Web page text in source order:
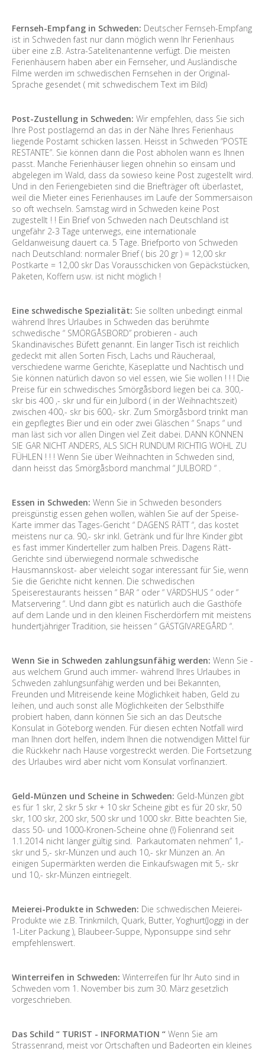
Fernseh-Empfang in Schweden: Deutscher Fernseh-Empfang
ist in Schweden fast nur dann möglich wenn Ihr Ferienhaus
über eine z.B. Astra-Satelitenantenne verfügt. Die meisten
Ferienhäusern haben aber ein Fernseher, und Ausländische
Filme werden im schwedischen Fernsehen in der Original-
Sprache gesendet ( mit schwedischem Text im Bild)
Post-Zustellung in Schweden: Wir empfehlen, dass Sie sich
Ihre Post postlagernd an das in der Nähe Ihres Ferienhaus
liegende Postamt schicken lassen. Heisst in Schweden “POSTE
RESTANTE”. Sie können dann die Post abholen wann es Ihnen
passt. Manche Ferienhäuser liegen ohnehin so einsam und
abgelegen im Wald, dass da sowieso keine Post zugestellt wird.
Und in den Feriengebieten sind die Briefträger oft überlastet,
weil die Mieter eines Ferienhauses im Laufe der Sommersaison
so oft wechseln. Samstag wird in Schweden keine Post
zugestellt ! ! Ein Brief von Schweden nach Deutschland ist
ungefähr 2-3 Tage unterwegs, eine internationale
Geldanweisung dauert ca. 5 Tage. Briefporto von Schweden
nach Deutschland: normaler Brief ( bis 20 gr ) = 12,00 skr
Postkarte = 12,00 skr Das Vorausschicken von Gepäckstücken,
Paketen, Koffern usw. ist nicht möglich !
Eine schwedische Spezialität: Sie sollten unbedingt einmal
während Ihres Urlaubes in Schweden das berühmte
schwedische “ SMÖRGÅSBORD” probieren - auch
Skandinavisches Büfett genannt. Ein langer Tisch ist reichlich
gedeckt mit allen Sorten Fisch, Lachs und Räucheraal,
verschiedene warme Gerichte, Käseplatte und Nachtisch und
Sie können natürlich davon so viel essen, wie Sie wollen ! ! ! Die
Preise für ein schwedisches Smörgåsbord liegen bei ca. 300,-
skr bis 400 ,- skr und für ein Julbord ( in der Weihnachtszeit)
zwischen 400,- skr bis 600,- skr. Zum Smörgåsbord trinkt man
ein gepflegtes Bier und ein oder zwei Gläschen “ Snaps “ und
man läst sich vor allen Dingen viel Zeit dabei. DANN KÖNNEN
SIE GAR NICHT ANDERS, ALS SICH RUNDUM RICHTIG WOHL ZU
FÜHLEN ! ! ! Wenn Sie über Weihnachten in Schweden sind,
dann heisst das Smörgåsbord manchmal “ JULBORD “ .
Essen in Schweden: Wenn Sie in Schweden besonders
preisgünstig essen gehen wollen, wählen Sie auf der Speise-
Karte immer das Tages-Gericht “ DAGENS RÄTT “, das kostet
meistens nur ca. 90,- skr inkl. Getränk und für Ihre Kinder gibt
es fast immer Kinderteller zum halben Preis. Dagens Rätt-
Gerichte sind überwiegend normale schwedische
Hausmannskost- aber vieleicht sogar interessant für Sie, wenn
Sie die Gerichte nicht kennen. Die schwedischen
Speiserestaurants heissen “ BAR “ oder “ VÄRDSHUS “ oder “
Matservering “. Und dann gibt es natürlich auch die Gasthöfe
auf dem Lande und in den kleinen Fischerdörfern mit meistens
hundertjähriger Tradition, sie heissen “ GÄSTGIVAREGÅRD “.
Wenn Sie in Schweden zahlungsunfähig werden: Wenn Sie -
aus welchem Grund auch immer- während Ihres Urlaubes in
Schweden zahlungsunfähig werden und bei Bekannten,
Freunden und Mitreisende keine Möglichkeit haben, Geld zu
leihen, und auch sonst alle Möglichkeiten der Selbsthilfe
probiert haben, dann können Sie sich an das Deutsche
Konsulat in Göteborg wenden. Für diesen echten Notfall wird
man Ihnen dort helfen, indem Ihnen die notwendigen Mittel für
die Rückkehr nach Hause vorgestreckt werden. Die Fortsetzung
des Urlaubes wird aber nicht vom Konsulat vorfinanziert.
Geld-Münzen und Scheine in Schweden: Geld-Münzen gibt
es für 1 skr, 2 skr 5 skr + 10 skr Scheine gibt es für 20 skr, 50
skr, 100 skr, 200 skr, 500 skr und 1000 skr. Bitte beachten Sie,
dass 50- und 1000-Kronen-Scheine ohne (!) Folienrand seit
1.1.2014 nicht länger gültig sind. Parkautomaten nehmen” 1,-
skr und 5,- skr-Münzen und auch 10,- skr Münzen an. An
einigen Supermärkten werden die Einkaufswagen mit 5,- skr
und 10,- skr-Münzen eintriegelt.
Meierei-Produkte in Schweden: Die schwedischen Meierei-
Produkte wie z.B. Trinkmilch, Quark, Butter, Yoghurt(Joggi in der
1-Liter Packung ), Blaubeer-Suppe, Nyponsuppe sind sehr
empfehlenswert.
Winterreifen in Schweden: Winterreifen für Ihr Auto sind in
Schweden vom 1. November bis zum 30. März gesetzlich
vorgeschrieben.
Das Schild “ TURIST - INFORMATION “ Wenn Sie am
Strassenrand, meist vor Ortschaften und Badeorten ein kleines